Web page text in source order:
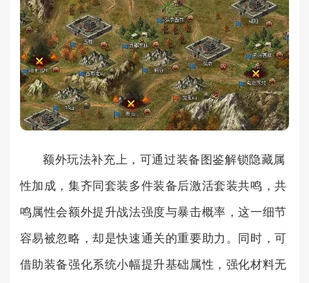
额外玩法补充上，可通过装备图鉴解锁隐藏属
性加成，集齐同套装多件装备后激活套装共鸣，共
鸣属性会额外提升战法强度与暴击概率，这一细节
容易被忽略，却是快速通关的重要助力。同时，可
借助装备强化系统小幅提升基础属性，强化材料无